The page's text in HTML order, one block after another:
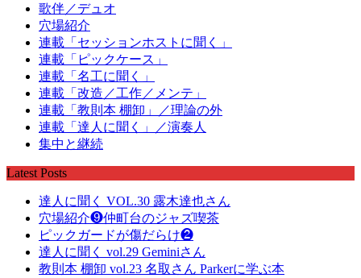
歌伴／デュオ
穴場紹介
連載「セッションホストに聞く」
連載「ピックケース」
連載「名工に聞く」
連載「改造／工作／メンテ」
連載「教則本 棚卸」／理論の外
連載「達人に聞く」／演奏人
集中と継続
Latest Posts
達人に聞く VOL.30 露木達也さん
穴場紹介❾仲町台のジャズ喫茶
ピックガードが傷だらけ❷
達人に聞く vol.29 Geminiさん
教則本 棚卸 vol.23 名取さん Parkerに学ぶ本